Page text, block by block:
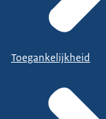
Toegankelijkheid